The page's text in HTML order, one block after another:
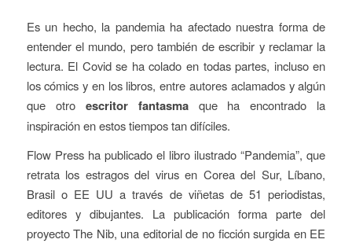
Es un hecho, la pandemia ha afectado nuestra forma de
entender el mundo, pero también de escribir y reclamar la
lectura. El Covid se ha colado en todas partes, incluso en
los cómics y en los libros, entre autores aclamados y algún
que otro escritor fantasmaque ha encontrado la
inspiración en estos tiempos tan difíciles.
Flow Press ha publicado el libro ilustrado “Pandemia”, que
retrata los estragos del virus en Corea del Sur, Líbano,
Brasil o EE UU a través de viñetas de 51 periodistas,
editores y dibujantes. La publicación forma parte del
proyecto The Nib, una editorial de no ficción surgida en EE